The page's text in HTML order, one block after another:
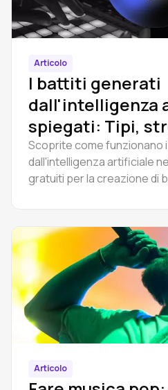
Articolo
I battiti generati
dall'intelligenza
spiegati: Tipi,
modalità di
Scoprite come funzionano
dall'intelligenza artificiale
gratuiti per la creazione di
Guida passo-passo.
Articolo